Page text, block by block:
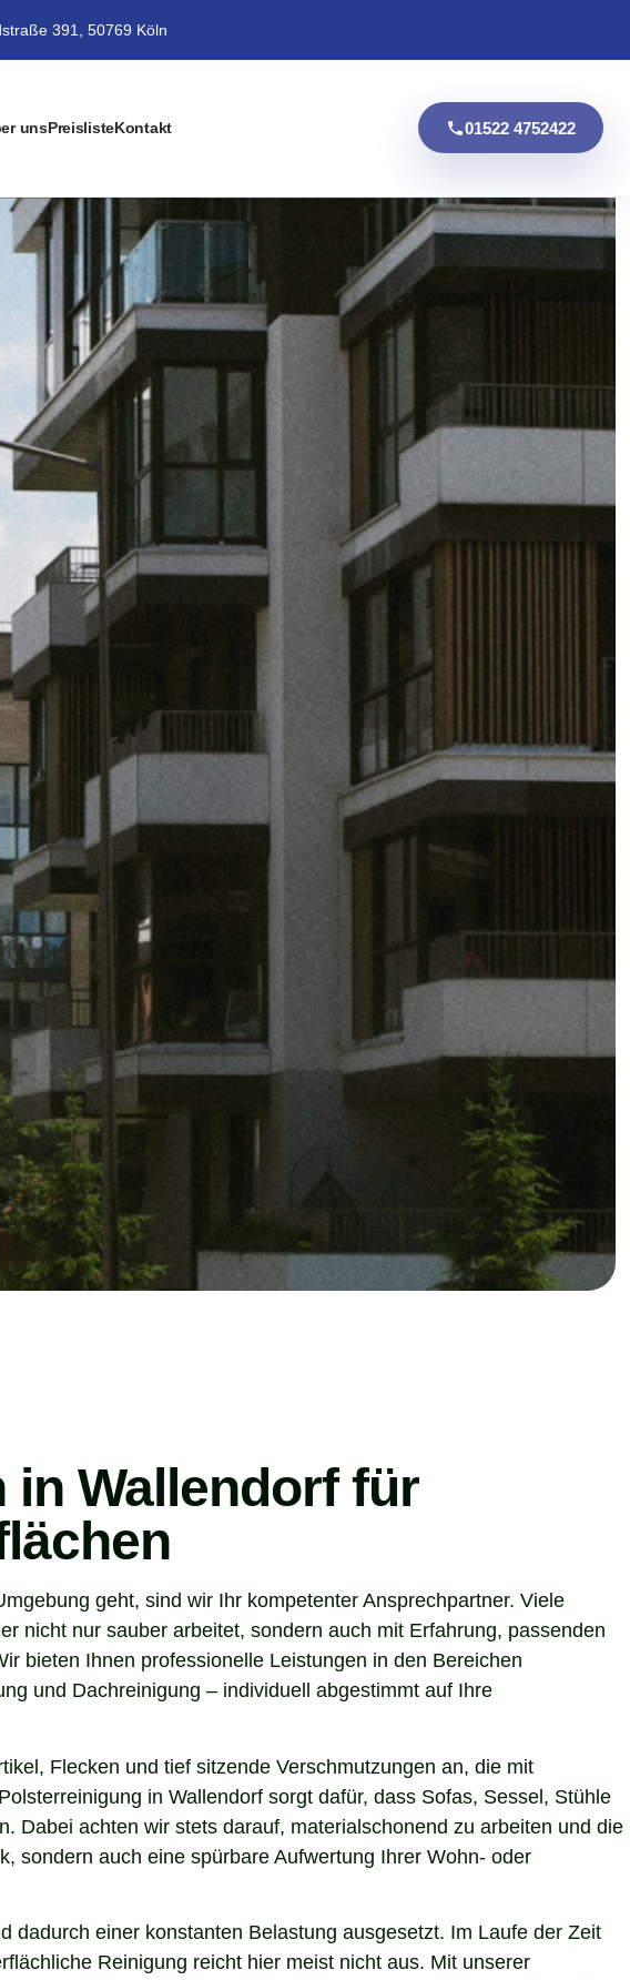
391, 50769 Köln
unsPreislisteKontakt 01522 4752422
Wallendorf für
geht, sind wir Ihr kompetenter Ansprechpartner. Viele
nicht nur sauber arbeitet, sondern auch mit Erfahrung, passenden
bieten Ihnen professionelle Leistungen in den Bereichen
und Dachreinigung – individuell abgestimmt auf Ihre
Flecken und tief sitzende Verschmutzungen an, die mit
in Wallendorf sorgt dafür, dass Sofas, Sessel, Stühle
Dabei achten wir stets darauf, materialschonend zu arbeiten und die
sondern auch eine spürbare Aufwertung Ihrer Wohn- oder
einer konstanten Belastung ausgesetzt. Im Laufe der Zeit
Reinigung reicht hier meist nicht aus. Mit unserer